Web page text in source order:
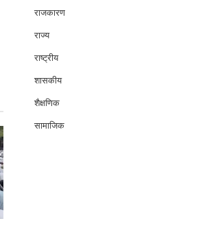
राजकारण
राज्य
राष्ट्रीय
शासकीय
शैक्षणिक
सामाजिक